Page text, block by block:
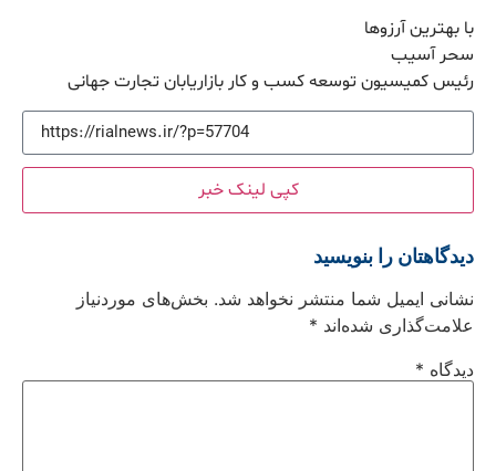
با بهترین آرزوها
سحر آسیب
رئیس کمیسیون توسعه کسب و کار بازاریابان تجارت جهانی
کپی لینک خبر
دیدگاهتان را بنویسید
نشانی ایمیل شما منتشر نخواهد شد. بخش‌های موردنیاز
علامت‌گذاری شده‌اند *
دیدگاه *